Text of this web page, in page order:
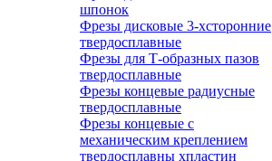
шпонок
Фрезы дисковые 3-хсторонние
твердосплавные
Фрезы для Т-образных пазов
твердосплавные
Фрезы концевые радиусные
твердосплавные
Фрезы концевые с
механическим креплением
твердосплавны хпластин